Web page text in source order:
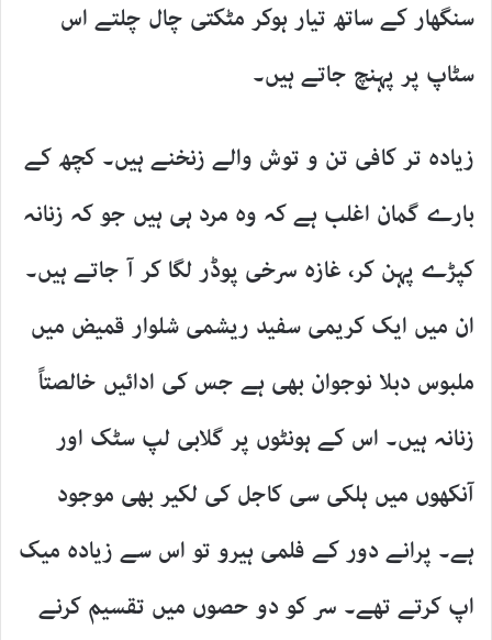
سنگھار کے ساتھ تیار ہوکر مٹکتی چال چلتے اس
سٹاپ پر پہنچ جاتے ہیں۔
زیادہ تر کافی تن و توش والے زنخنے ہیں۔ کچھ کے
بارے گمان اغلب ہے کہ وہ مرد ہی ہیں جو کہ زنانہ
کپڑے پہن کر، غازہ سرخی پوڈر لگا کر آ جاتے ہیں۔
ان میں ایک کریمی سفید ریشمی شلوار قمیض میں
ملبوس دبلا نوجوان بھی ہے جس کی ادائیں خالصتاً
زنانہ ہیں۔ اس کے ہونٹوں پر گلابی لپ سٹک اور
آنکھوں میں ہلکی سی کاجل کی لکیر بھی موجود
ہے۔ پرانے دور کے فلمی ہیرو تو اس سے زیادہ میک
اپ کرتے تھے۔ سر کو دو حصوں میں تقسیم کرنے